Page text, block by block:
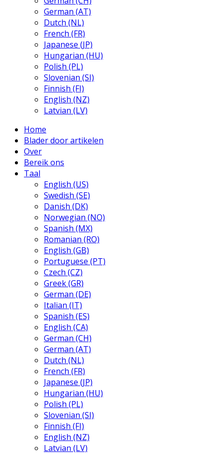
German (AT)
Dutch (NL)
French (FR)
Japanese (JP)
Hungarian (HU)
Polish (PL)
Slovenian (SI)
Finnish (FI)
English (NZ)
Latvian (LV)
Home
Blader door artikelen
Over
Bereik ons
Taal
English (US)
Swedish (SE)
Danish (DK)
Norwegian (NO)
Spanish (MX)
Romanian (RO)
English (GB)
Portuguese (PT)
Czech (CZ)
Greek (GR)
German (DE)
Italian (IT)
Spanish (ES)
English (CA)
German (CH)
German (AT)
Dutch (NL)
French (FR)
Japanese (JP)
Hungarian (HU)
Polish (PL)
Slovenian (SI)
Finnish (FI)
English (NZ)
Latvian (LV)